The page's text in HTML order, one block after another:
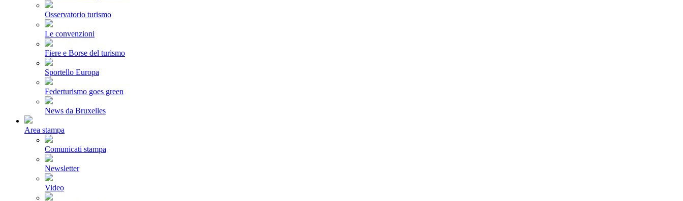
Osservatorio turismo
Le convenzioni
Fiere e Borse del turismo
Sportello Europa
Federturismo goes green
News da Bruxelles
Area stampa
Comunicati stampa
Newsletter
Video